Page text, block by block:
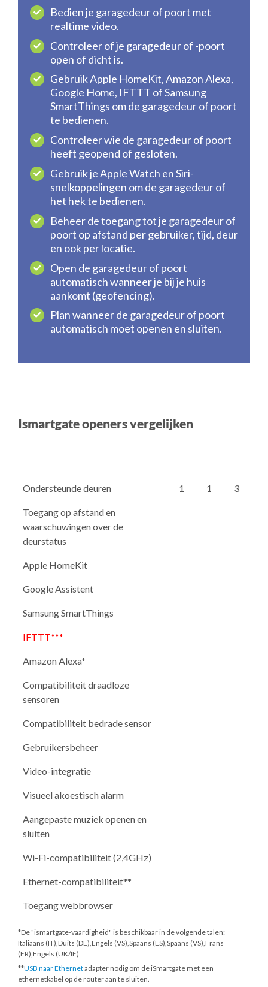
Bedien je garagedeur of poort met
realtime video.
Controleer of je garagedeur of -poort
open of dicht is.
Gebruik Apple HomeKit, Amazon Alexa,
Google Home, IFTTT of Samsung
SmartThings om de garagedeur of poort
te bedienen.
Controleer wie de garagedeur of poort
heeft geopend of gesloten.
Gebruik je Apple Watch en Siri-
snelkoppelingen om de garagedeur of
het hek te bedienen.
Beheer de toegang tot je garagedeur of
poort op afstand per gebruiker, tijd, deur
en ook per locatie.
Open de garagedeur of poort
automatisch wanneer je bij je huis
aankomt (geofencing).
Plan wanneer de garagedeur of poort
automatisch moet openen en sluiten.
Ismartgate openers vergelijken
Ondersteunde deuren 1 1 3
Toegang op afstand en
waarschuwingen over de
deurstatus
Apple HomeKit
Google Assistent
Samsung SmartThings
IFTTT***
Amazon Alexa*
Compatibiliteit draadloze
sensoren
Compatibiliteit bedrade sensor
Gebruikersbeheer
Video-integratie
Visueel akoestisch alarm
Aangepaste muziek openen en
sluiten
Wi-Fi-compatibiliteit (2,4GHz)
Ethernet-compatibiliteit**
Toegang webbrowser
*De "ismartgate-vaardigheid" is beschikbaar in de volgende talen:
Italiaans (IT),Duits (DE),Engels (VS),Spaans (ES),Spaans (VS),Frans
(FR),Engels (UK/IE)
**USB naar Ethernetadapter nodig om de iSmartgate met een
ethernetkabel op de router aan te sluiten.